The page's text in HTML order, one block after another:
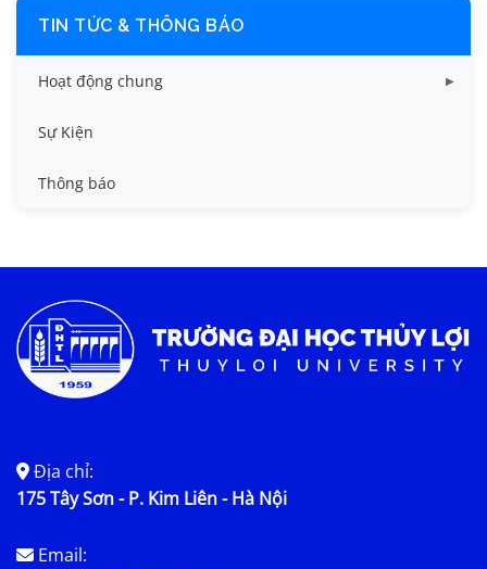
TIN TỨC & THÔNG BÁO
Hoạt động chung
Tin công tác sinh viên
Tin đào tạo
Tin tức chung
Sự Kiện
Thông báo
Địa chỉ:
175 Tây Sơn - P. Kim Liên - Hà Nội
Email: